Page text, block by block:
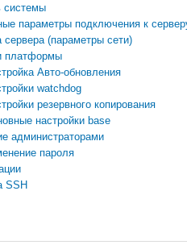
системы
параметры подключения к
сервера (параметры сети)
платформы
Авто-обновления
watchdog
резервного копирования
настройки base
администраторами
пароля
SSH